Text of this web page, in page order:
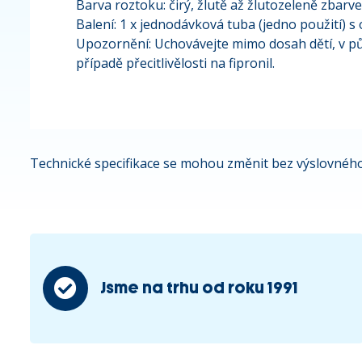
Barva roztoku: čirý, žlutě až žlutozeleně
Balení: 1 x jednodávková tuba (jedno použití) s
Upozornění: Uchovávejte mimo dosah dětí, v
případě přecitlivělosti na fipronil.
Technické specifikace se mohou změnit bez
Jsme na trhu od roku 1991